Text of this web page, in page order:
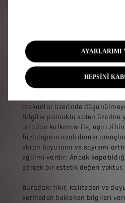
simgesel bir ögeye
Bakış
İnsan-makine ilişkisi yeniden
sunulan DS AERO SPORT
mekanlar üzerinde
Bilgiler pamuklu saten üzerine
ortadan kalkması ile, aşırı
fazlalığının azaltılması
ekran boyutunu ve sayısını
eğilimi vardır; Ancak
gerçek bir estetik değeri yoktur.
Buradaki fikir, kaliteden ve
vermeden beklenen bilgileri
AYARLARIMI
HEPSİNİ